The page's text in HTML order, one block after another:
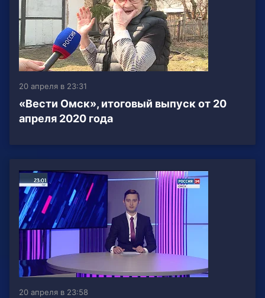
20 апреля в 23:31
«Вести Омск», итоговый выпуск от 20
апреля 2020 года
20 апреля в 23:58